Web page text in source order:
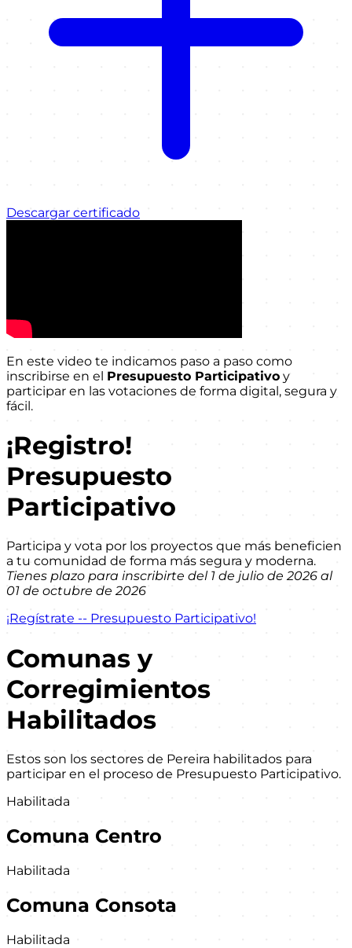
Descargar certificado
En este video te indicamos paso a paso como
inscribirse en el Presupuesto Participativo y
participar en las votaciones de forma digital, segura y
fácil.
¡Registro!
Presupuesto
Participativo
Participa y vota por los proyectos que más beneficien
a tu comunidad de forma más segura y moderna.
Tienes plazo para inscribirte del 1 de julio de 2026 al
01 de octubre de 2026
¡Regístrate -- Presupuesto Participativo!
Comunas y
Corregimientos
Habilitados
Estos son los sectores de Pereira habilitados para
participar en el proceso de Presupuesto Participativo.
Habilitada
Comuna Centro
Habilitada
Comuna Consota
Habilitada